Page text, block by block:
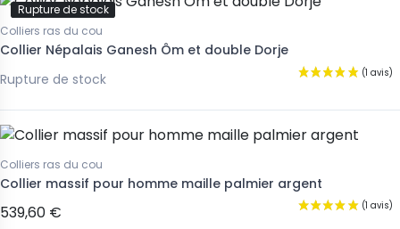
Rupture de stock
Colliers ras du cou
Collier Népalais Ganesh Ôm et double Dorje
Rupture de stock
Colliers ras du cou
Collier massif pour homme maille palmier argent
539,60 €